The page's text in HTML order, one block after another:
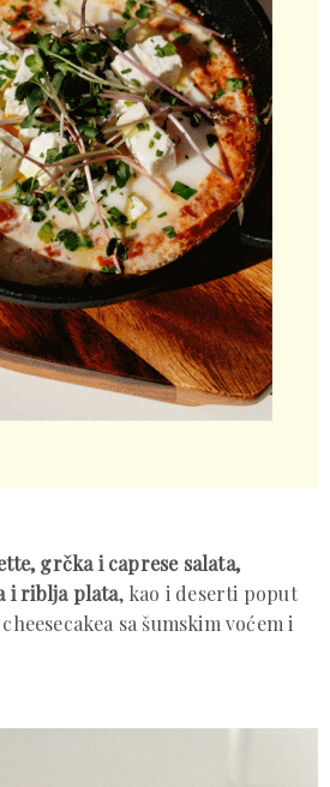
grčka i caprese salata,
i riblja plata, kao i deserti poput
sa šumskim voćem i